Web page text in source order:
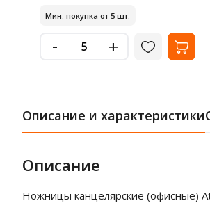
Мин. покупка от 5 шт.
- +
Описание и характеристики
Описание
Ножницы канцелярские (офисные)